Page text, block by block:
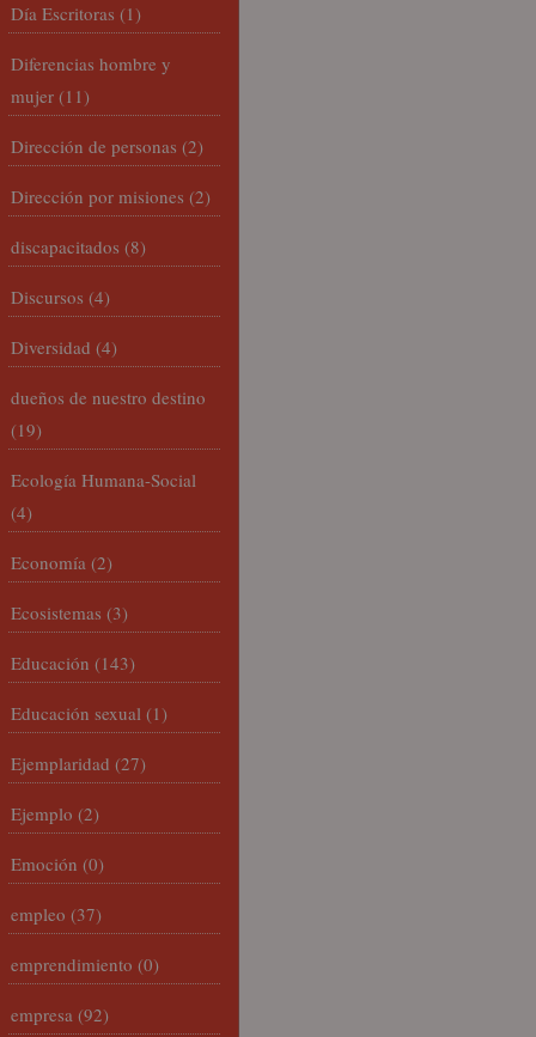
Día Escritoras (1)
Diferencias hombre y
mujer (11)
Dirección de personas (2)
Dirección por misiones (2)
discapacitados (8)
Discursos (4)
Diversidad (4)
dueños de nuestro destino
(19)
Ecología Humana-Social
(4)
Economía (2)
Ecosistemas (3)
Educación (143)
Educación sexual (1)
Ejemplaridad (27)
Ejemplo (2)
Emoción (0)
empleo (37)
emprendimiento (0)
empresa (92)